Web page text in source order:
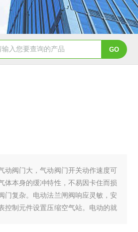
dn200湖泉电动截止阀 一
动阀门大，气动阀门开关动作速度可
体本身的缓冲特性，不易因卡住而损
门复杂。电动法兰闸阀响应灵敏，安
控制元件设置压缩空气站。电动的就